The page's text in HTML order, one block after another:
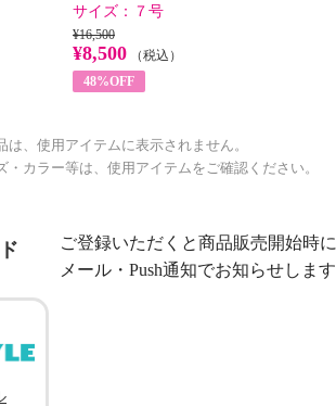
サイズ：
７号
¥16,500
¥8,500
（税込）
48%OFF
、使用アイテムに表示されません。
カラー等は、使用アイテムをご確認ください。
ご登録いただくと商品販売開始時に
メール・Push通知でお知らせします